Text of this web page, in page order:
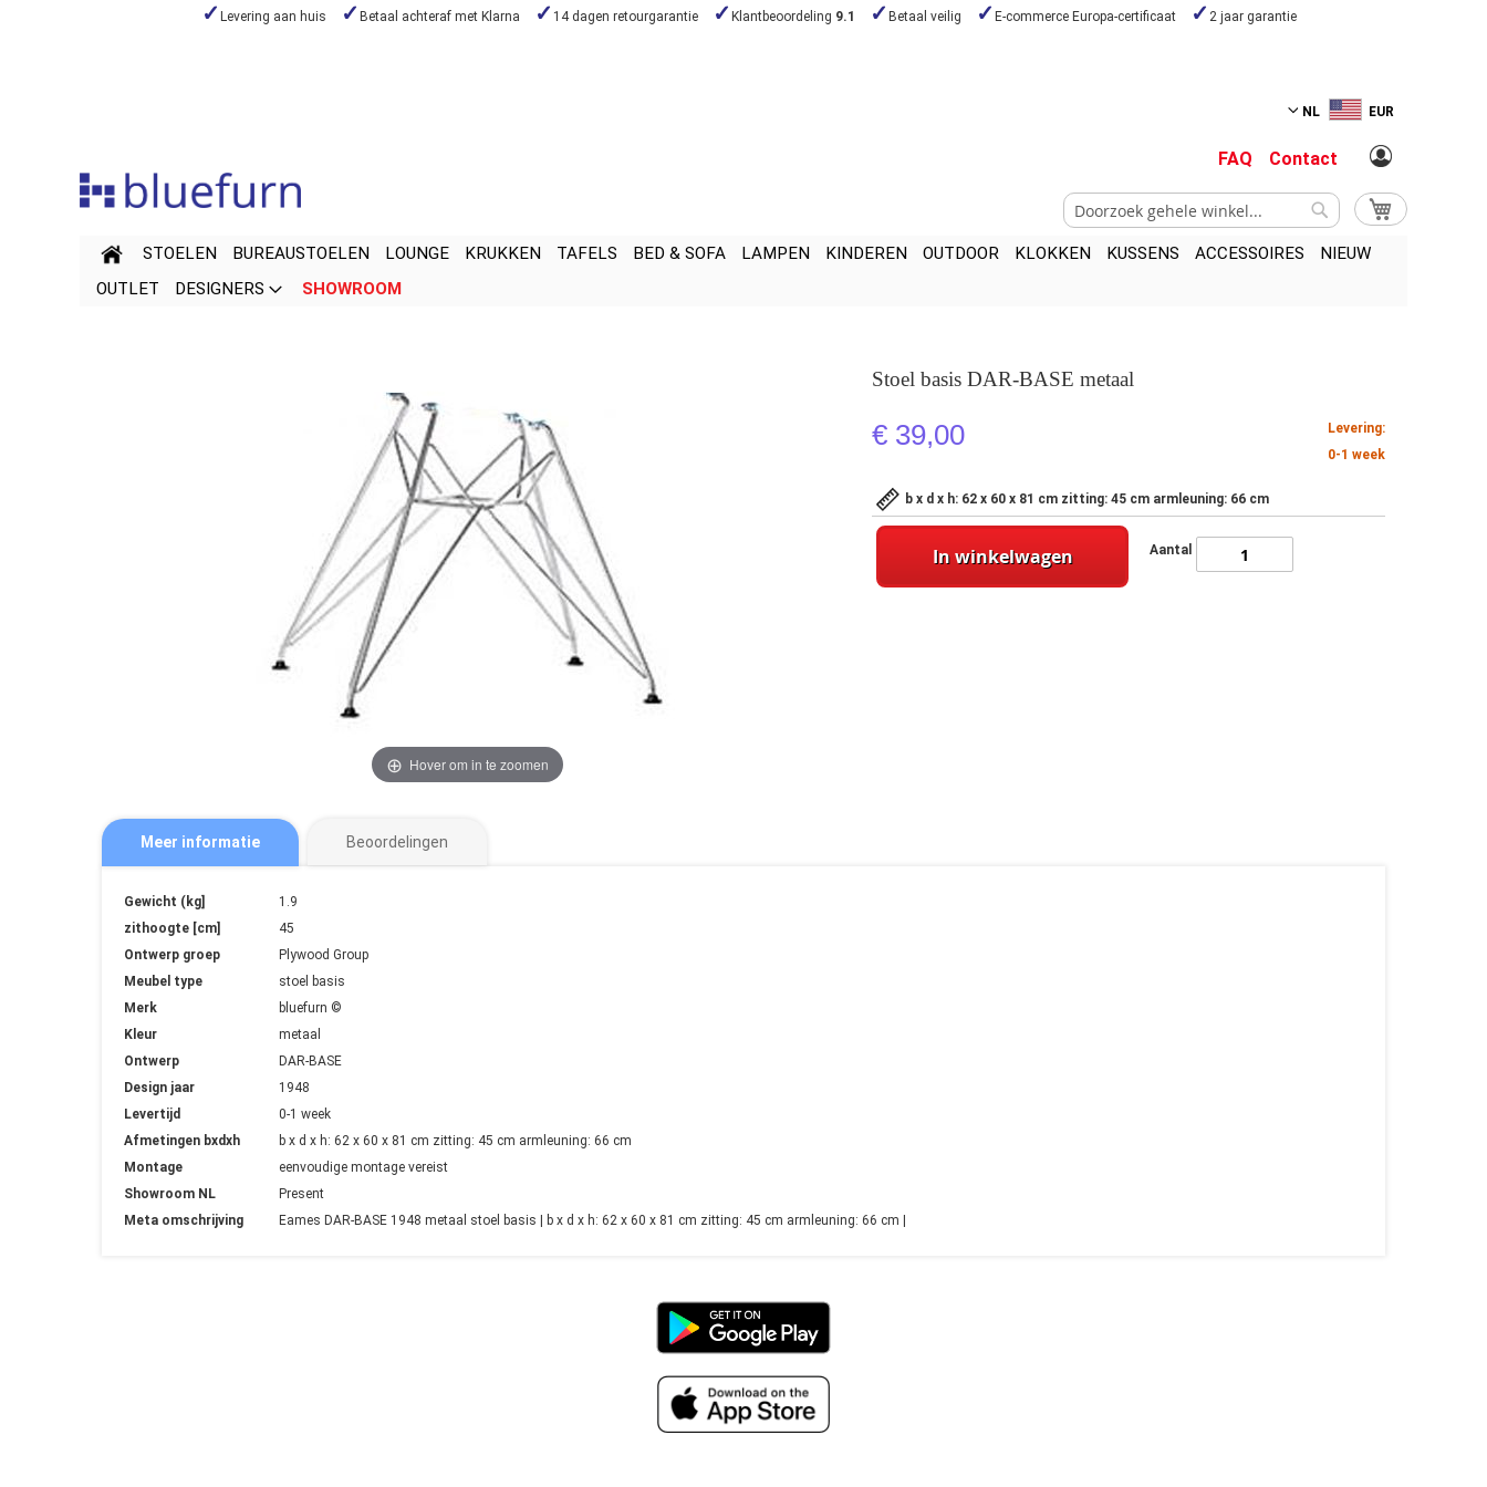
Levering aan huis Betaal achteraf met Klarna 14 dagen retourgarantie Klantbeoordeling 9.1 Betaal veilig E-commerce Europa-certificaat 2 jaar garantie
NL EUR
FAQ Contact
My Cart
Zoek
STOELEN BUREAUSTOELEN LOUNGE KRUKKEN TAFELS BED & SOFA LAMPEN KINDEREN OUTDOOR KLOKKEN KUSSENS ACCESSOIRES
NIEUW
OUTLET
DESIGNERS SHOWROOM
Stoel basis DAR-BASE metaal
€ 39,00
Levering:
0-1 week
b x d x h: 62 x 60 x 81 cm zitting: 45 cm armleuning: 66 cm
Aantal
In winkelwagen
Hover om in te zoomen
Meer informatie
Meer
informatie
Gewicht (kg]
1.9
zithoogte [cm]
45
Ontwerp groep
Plywood Group
Meubel type
stoel basis
Merk
bluefurn ©
Kleur
metaal
Ontwerp
DAR-BASE
Design jaar
1948
Levertijd
0-1 week
Afmetingen bxdxh
b x d x h: 62 x 60 x 81 cm zitting: 45 cm armleuning: 66 cm
Montage
eenvoudige montage vereist
Showroom NL
Present
Meta omschrijving
Eames DAR-BASE 1948 metaal stoel basis | b x d x h: 62 x 60 x 81 cm zitting: 45 cm armleuning: 66 cm |
Beoordelingen